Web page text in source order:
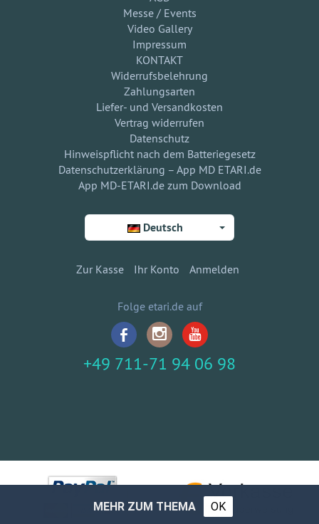
Messe / Events
Video Gallery
Impressum
KONTAKT
Widerrufsbelehrung
Zahlungsarten
Liefer- und Versandkosten
Vertrag widerrufen
Datenschutz
Hinweispflicht nach dem Batteriegesetz
Datenschutzerklärung – App MD ETARI.de
App MD-ETARI.de zum Download
Deutsch
Zur Kasse Ihr Konto Anmelden
Folge etari.de auf
+49 711-71 94 06 98
MEHR ZUM THEMA OK